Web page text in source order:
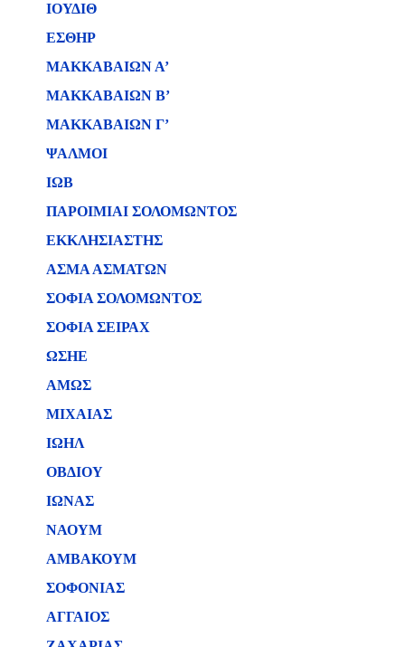
ΙΟΥΔΙΘ
ΕΣΘΗΡ
ΜΑΚΚΑΒΑΙΩΝ Α’
ΜΑΚΚΑΒΑΙΩΝ Β’
ΜΑΚΚΑΒΑΙΩΝ Γ’
ΨΑΛΜΟΙ
ΙΩΒ
ΠΑΡΟΙΜΙΑΙ ΣΟΛΟΜΩΝΤΟΣ
ΕΚΚΛΗΣΙΑΣΤΗΣ
ΑΣΜΑ ΑΣΜΑΤΩΝ
ΣΟΦΙΑ ΣΟΛΟΜΩΝΤΟΣ
ΣΟΦΙΑ ΣΕΙΡΑΧ
ΩΣΗΕ
ΑΜΩΣ
ΜΙΧΑΙΑΣ
ΙΩΗΛ
ΟΒΔΙΟΥ
ΙΩΝΑΣ
ΝΑΟΥΜ
ΑΜΒΑΚΟΥΜ
ΣΟΦΟΝΙΑΣ
ΑΓΓΑΙΟΣ